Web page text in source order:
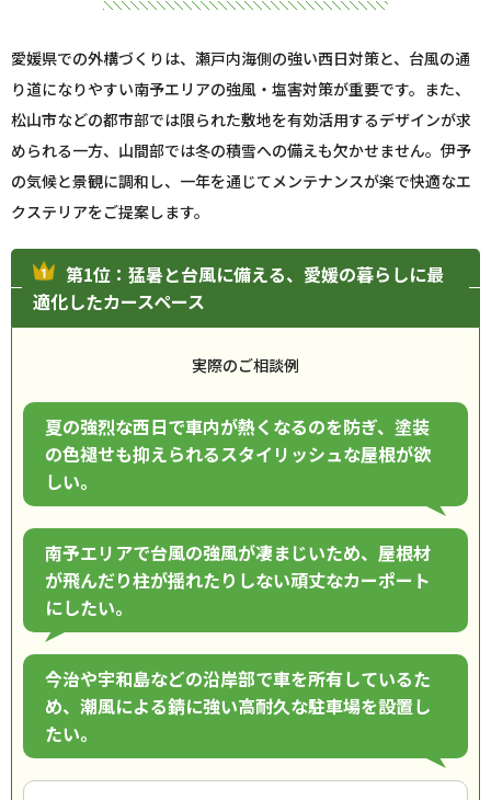
愛媛県での外構づくりは、瀬戸内海側の強い西日対策と、台風の通
り道になりやすい南予エリアの強風・塩害対策が重要です。また、
松山市などの都市部では限られた敷地を有効活用するデザインが求
められる一方、山間部では冬の積雪への備えも欠かせません。伊予
の気候と景観に調和し、一年を通じてメンテナンスが楽で快適なエ
クステリアをご提案します。
第1位：猛暑と台風に備える、愛媛の暮らしに最
適化したカースペース
実際のご相談例
夏の強烈な西日で車内が熱くなるのを防ぎ、塗装
の色褪せも抑えられるスタイリッシュな屋根が欲
しい。
南予エリアで台風の強風が凄まじいため、屋根材
が飛んだり柱が揺れたりしない頑丈なカーポート
にしたい。
今治や宇和島などの沿岸部で車を所有しているた
め、潮風による錆に強い高耐久な駐車場を設置し
たい。